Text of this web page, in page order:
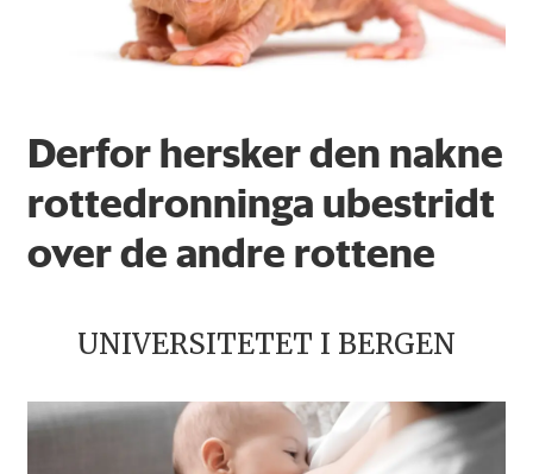
Derfor hersker den nakne
rottedronninga ubestridt
over de andre rottene
UNIVERSITETET I BERGEN